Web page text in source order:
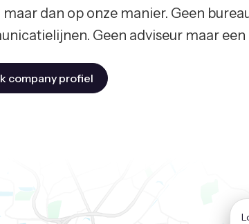
dan op onze manier. Geen
Geen adviseur maar
company profiel